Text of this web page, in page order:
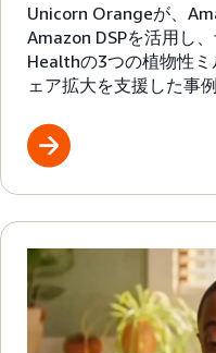
Unicorn Orangeが、
Amazon DSPを活用し
Healthの3つの植物性
ェア拡大を支援した事